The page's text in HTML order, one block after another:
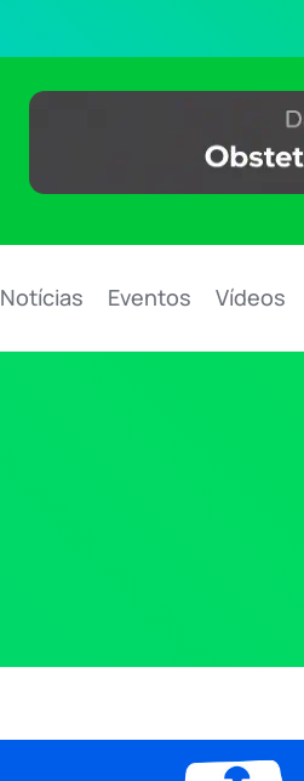
Notícias Eventos Vídeos